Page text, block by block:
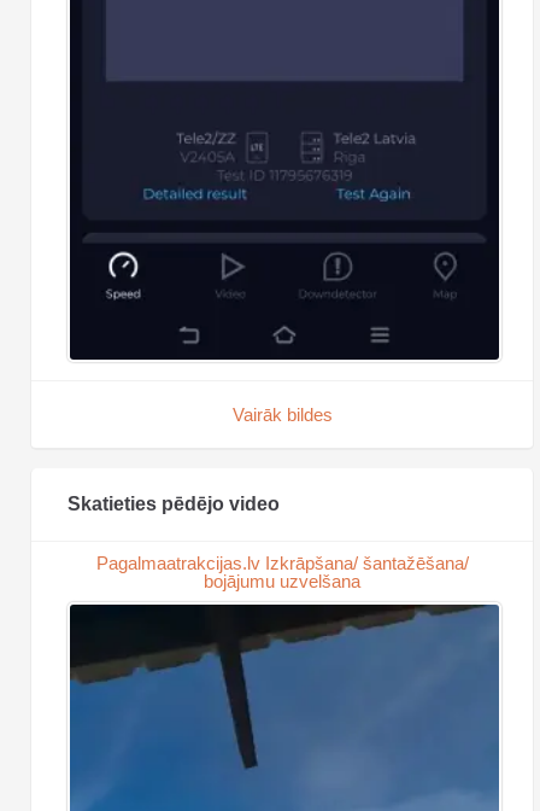
Vairāk bildes
Skatieties pēdējo video
Pagalmaatrakcijas.lv Izkrāpšana/ šantažēšana/
bojājumu uzvelšana